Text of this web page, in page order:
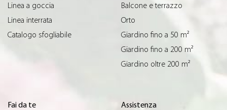
Linea a goccia
Linea interrata
Catalogo sfogliabile
Balcone e terrazzo
Orto
Giardino fino a 50 m²
Giardino fino a 200 m²
Giardino oltre 200 m²
Fai da te
Assistenza